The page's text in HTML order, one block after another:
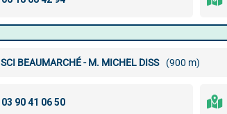
SCI BEAUMARCHÉ - M. MICHEL DISS (900 m)